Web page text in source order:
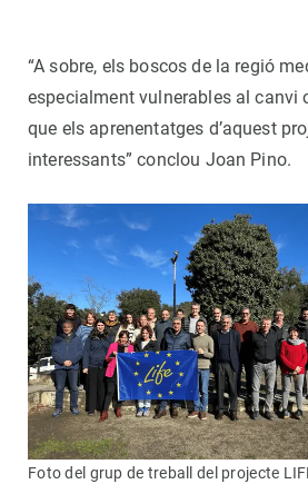
“A sobre, els boscos de la regió
especialment vulnerables al canvi
que els aprenentatges d’aquest
interessants” conclou Joan Pino.
Foto del grup de treball del projecte